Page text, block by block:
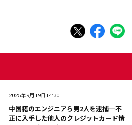
2025年9月19日14:30
中国籍のエンジニアら男2人を逮捕―不
正に入手した他人のクレジットカード情